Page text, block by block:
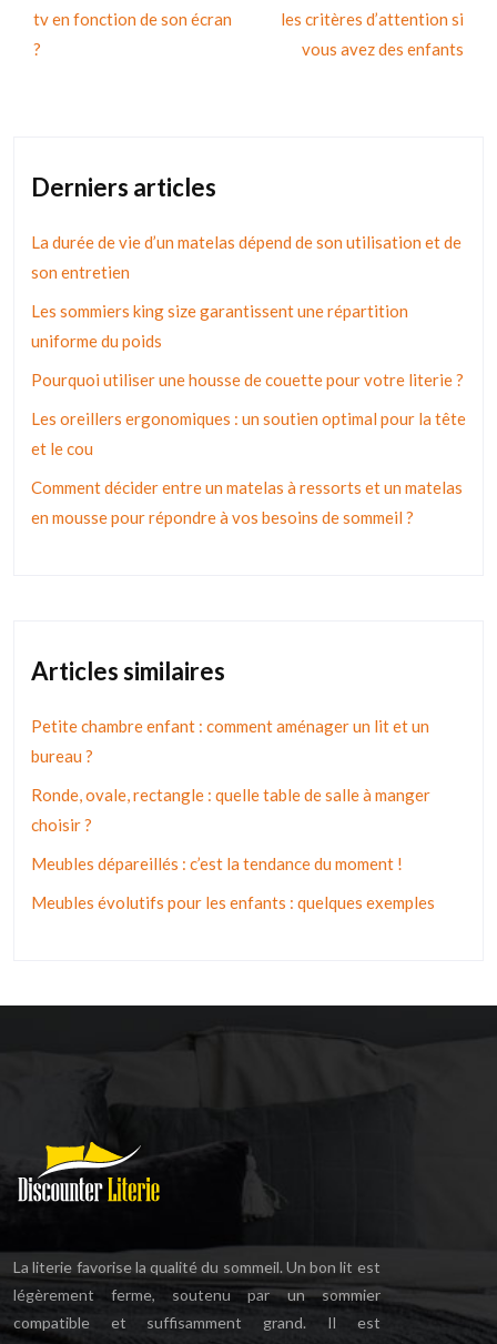
tv en fonction de son écran
?
les critères d’attention si
vous avez des enfants
Derniers articles
La durée de vie d’un matelas dépend de son utilisation et de
son entretien
Les sommiers king size garantissent une répartition
uniforme du poids
Pourquoi utiliser une housse de couette pour votre literie ?
Les oreillers ergonomiques : un soutien optimal pour la tête
et le cou
Comment décider entre un matelas à ressorts et un matelas
en mousse pour répondre à vos besoins de sommeil ?
Articles similaires
Petite chambre enfant : comment aménager un lit et un
bureau ?
Ronde, ovale, rectangle : quelle table de salle à manger
choisir ?
Meubles dépareillés : c’est la tendance du moment !
Meubles évolutifs pour les enfants : quelques exemples
La literie favorise la qualité du sommeil. Un bon lit est
légèrement ferme, soutenu par un sommier
compatible et suffisamment grand. Il est